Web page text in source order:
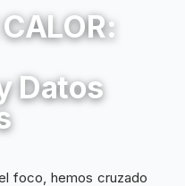
Datos
foco, hemos cruzado